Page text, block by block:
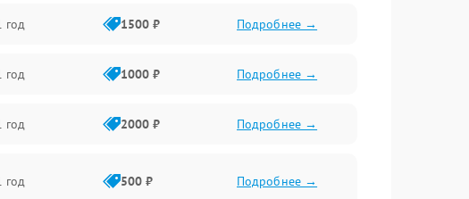
год 1500 ₽ Подробнее →
год 1000 ₽ Подробнее →
год 2000 ₽ Подробнее →
год 500 ₽ Подробнее →